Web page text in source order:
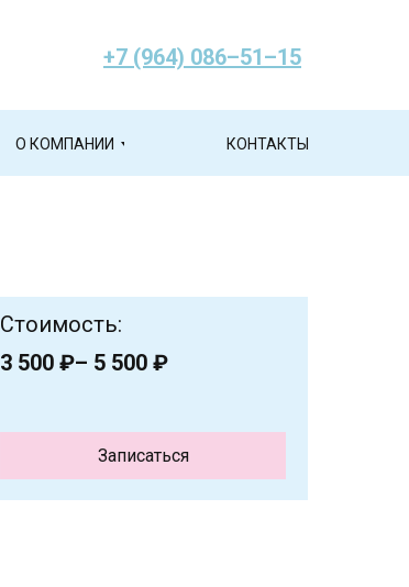
О КОМПАНИИ КОНТАКТЫ
+7 (964) 086–51–15
Стоимость:
3 500 ₽– 5 500 ₽
Записаться